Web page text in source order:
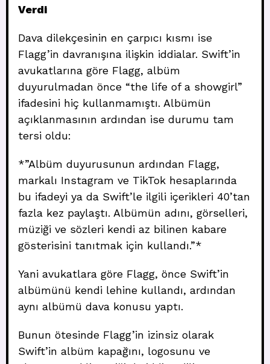
Verdi
Dava dilekçesinin en çarpıcı kısmı ise
Flagg’in davranışına ilişkin iddialar. Swift’in
avukatlarına göre Flagg, albüm
duyurulmadan önce “the life of a showgirl”
ifadesini hiç kullanmamıştı. Albümün
açıklanmasının ardından ise durumu tam
tersi oldu:
*”Albüm duyurusunun ardından Flagg,
markalı Instagram ve TikTok hesaplarında
bu ifadeyi ya da Swift’le ilgili içerikleri 40’tan
fazla kez paylaştı. Albümün adını, görselleri,
müziği ve sözleri kendi az bilinen kabare
gösterisini tanıtmak için kullandı.”*
Yani avukatlara göre Flagg, önce Swift’in
albümünü kendi lehine kullandı, ardından
aynı albümü dava konusu yaptı.
Bunun ötesinde Flagg’in izinsiz olarak
Swift’in albüm kapağını, logosunu ve